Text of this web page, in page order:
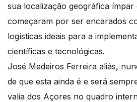
sua localização geográfica
começaram por ser encarados
logísticas ideais para a
científicas e tecnológicas.
José Medeiros Ferreira aliás,
de que esta ainda é e será
valia dos Açores no quadro